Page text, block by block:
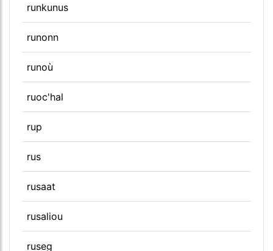
runkunus
runonn
runoù
ruoc'hal
rup
rus
rusaat
rusaliou
ruseg